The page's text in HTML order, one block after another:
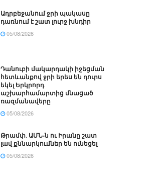
Ադրբեջանում ջրի պակասը
դառնում է շատ լուրջ խնդիր
05/08/2026
Դանուբի մակարդակի իջեցման
հետևանքով ջրի երես են դուրս
եկել Երկրորդ
աշխարհամարտից մնացած
ռազմանավերը
05/08/2026
Թրամփ․ ԱՄՆ-ն ու Իրանը շատ
լավ քննարկումներ են ունեցել
05/08/2026